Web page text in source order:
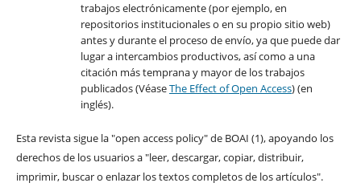
trabajos electrónicamente (por ejemplo, en
repositorios institucionales o en su propio sitio web)
antes y durante el proceso de envío, ya que puede dar
lugar a intercambios productivos, así como a una
citación más temprana y mayor de los trabajos
publicados (VéaseThe Effect of Open Access) (en
inglés).
Esta revista sigue la "open access policy" de BOAI (1), apoyando los
derechos de los usuarios a "leer, descargar, copiar, distribuir,
imprimir, buscar o enlazar los textos completos de los artículos".